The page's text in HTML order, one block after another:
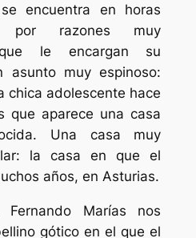
encuentra en horas
por razones muy
le encargan su
asunto muy espinoso:
chica adolescente hace
que aparece una casa
Una casa muy
la casa en que el
años, en Asturias.
Marías nos
gótico en el que el